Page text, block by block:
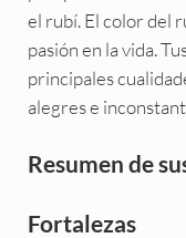
el rubí. El color del
pasión en la vida.
principales
alegres e
Resumen de
Fortalezas